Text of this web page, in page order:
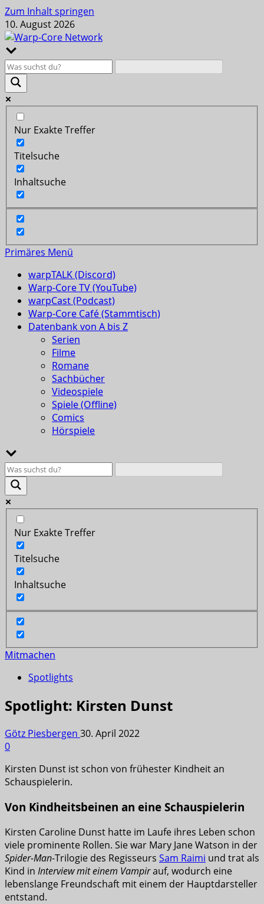
Zum Inhalt springen
10. August 2026
Nur Exakte Treffer
Titelsuche
Inhaltsuche
Primäres Menü
warpTALK (Discord)
Warp-Core TV (YouTube)
warpCast (Podcast)
Warp-Core Café (Stammtisch)
Datenbank von A bis Z
Serien
Filme
Romane
Sachbücher
Videospiele
Spiele (Offline)
Comics
Hörspiele
Nur Exakte Treffer
Titelsuche
Inhaltsuche
Mitmachen
Spotlights
Spotlight: Kirsten Dunst
Götz Piesbergen 30. April 2022
0
Kirsten Dunst ist schon von frühester Kindheit an
Schauspielerin.
Von Kindheitsbeinen an eine Schauspielerin
Kirsten Caroline Dunst hatte im Laufe ihres Leben schon
viele prominente Rollen. Sie war Mary Jane Watson in der
Spider-Man-Trilogie des Regisseurs Sam Raimi und trat als
Kind in Interview mit einem Vampirauf, wodurch eine
lebenslange Freundschaft mit einem der Hauptdarsteller
entstand.